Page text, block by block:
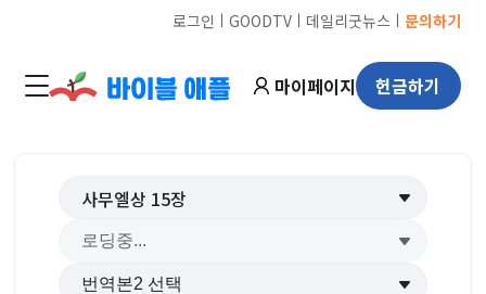
로그인 ㅣ GOODTVㅣ 데일리굿뉴스 ㅣ 문의하기
마이페이지 헌금하기
사무엘상 15장